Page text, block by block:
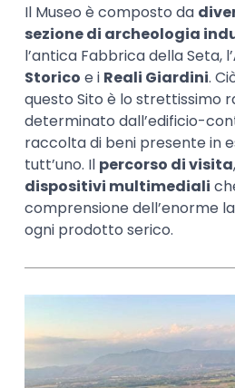
Il Museo è composto da
sezione di archeologia
l’antica Fabbrica della Seta, l’
Storico e i Reali Giardini.
questo Sito è lo strettissimo
determinato dall’edificio-
raccolta di beni presente in
tutt’uno. Il percorso di visita
dispositivi multimediali
comprensione dell’enorme
ogni prodotto serico.